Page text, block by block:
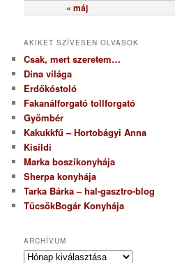
« máj
AKIKET SZÍVESEN OLVASOK
Csak, mert szeretem…
Dina világa
Erdőkóstoló
Fakanálforgató tollforgató
Gyömbér
Kakukkfű – Hortobágyi Anna
Kisildi
Marka boszikonyhája
Sherpa konyhája
Tarka Bárka – hal-gasztro-blog
TücsökBogár Konyhája
ARCHÍVUM
A